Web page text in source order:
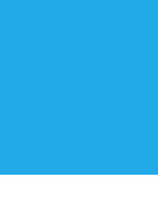
LA VIE LOCALE ET